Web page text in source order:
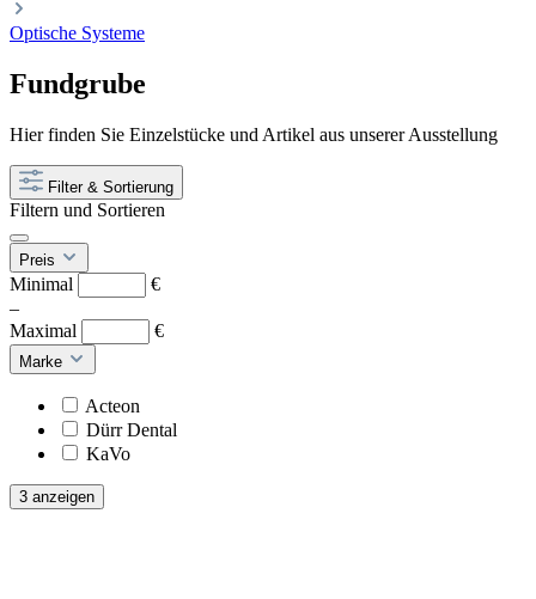
Optische Systeme
Fundgrube
Hier finden Sie Einzelstücke und Artikel aus unserer Ausstellung
Filter & Sortierung
Filtern und Sortieren
Preis
Minimal
€
–
Maximal
€
Marke
Acteon
Dürr Dental
KaVo
3 anzeigen